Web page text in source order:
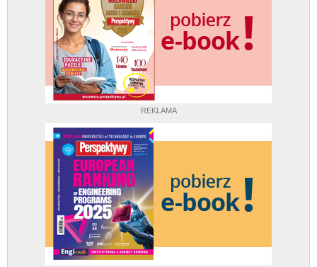
REKLAMA